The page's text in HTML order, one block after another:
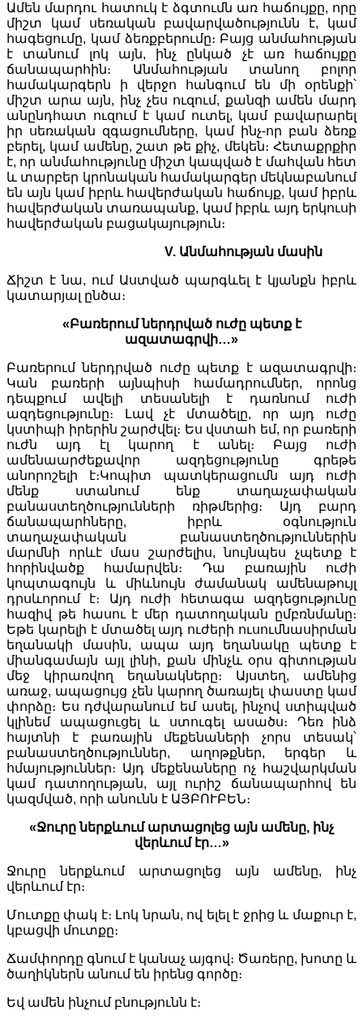
Ամեն մարդու հատուկ է ձգտումն առ հաճույքը, որը
միշտ կամ սեռական բավարվածությունն է, կամ
հագեցումը, կամ ձեռքբերումը։ Բայց անմահության
է տանում լոկ այն, ինչ ընկած չէ առ հաճույքը
ճանապարհին։ Անմահության տանող բոլոր
համակարգերն ի վերջո հանգում են մի օրենքի՝
միշտ արա այն, ինչ չես ուզում, քանզի ամեն մարդ
անընդհատ ուզում է կամ ուտել, կամ բավարարել
իր սեռական զգացումները, կամ ինչ-որ բան ձեռք
բերել, կամ ամենը, շատ թե քիչ, մեկեն։ Հետաքրքիր
է, որ անմահությունը միշտ կապված է մահվան հետ
և տարբեր կրոնական համակարգեր մեկնաբանում
են այն կամ իբրև հավերժական հաճույք, կամ իբրև
հավերժական տառապանք, կամ իբրև այդ երկուսի
հավերժական բացակայություն։
V. Անմահության մասին
Ճիշտ է նա, ում Աստված պարգևել է կյանքն իբրև
կատարյալ ընծա։
«Բառերում ներդրված ուժը պետք է
ազատագրվի…»
Բառերում ներդրված ուժը պետք է ազատագրվի։
Կան բառերի այնպիսի համադրումներ, որոնց
դեպքում ավելի տեսանելի է դառնում ուժի
ազդեցությունը։ Լավ չէ մտածելը, որ այդ ուժը
կստիպի իրերին շարժվել։ Ես վստահ եմ, որ բառերի
ուժն այդ էլ կարող է անել։ Բայց ուժի
ամենաարժեքավոր ազդեցությունը գրեթե
անորոշելի է։Կոպիտ պատկերացումն այդ ուժի
մենք ստանում ենք տաղաչափական
բանաստեղծությունների ռիթմերից։ Այդ բարդ
ճանապարհները, իբրև օգնություն
տաղաչափական բանաստեղծություններին
մարմնի որևէ մաս շարժելիս, նույնպես չպետք է
հորինվածք համարվեն։ Դա բառային ուժի
կոպտագույն և միևնույն ժամանակ ամենաթույլ
դրսևորում է։ Այդ ուժի հետագա ազդեցությունը
հազիվ թե հասու է մեր դատողական ըմբռնմանը։
Եթե կարելի է մտածել այդ ուժերի ուսումնասիրման
եղանակի մասին, ապա այդ եղանակը պետք է
միանգամայն այլ լինի, քան մինչև օրս գիտության
մեջ կիրառվող եղանակները։ Այստեղ, ամենից
առաջ, ապացույց չեն կարող ծառայել փաստը կամ
փորձը։ Ես դժվարանում եմ ասել, ինչով ստիպված
կլինեմ ապացուցել և ստուգել ասածս։ Դեռ ինձ
հայտնի է բառային մեքենաների չորս տեսակ՝
բանաստեղծություններ, աղոթքներ, երգեր և
հմայություններ։ Այդ մեքենաները ոչ հաշվարկման
կամ դատողության, այլ ուրիշ ճանապարհով են
կազմված, որի անունն է ԱՅԲՈՒԲԵՆ։
«Ջուրը ներքևում արտացոլեց այն ամենը, ինչ
վերևում էր…»
Ջուրը ներքևում արտացոլեց այն ամենը, ինչ
վերևում էր։
Մուտքը փակ է։ Լոկ նրան, ով ելել է ջրից և մաքուր է,
կբացվի մուտքը։
Ճամփորդը գնում է կանաչ այգով։ Ծառերը, խոտը և
ծաղիկներն անում են իրենց գործը։
Եվ ամեն ինչում բնությունն է։